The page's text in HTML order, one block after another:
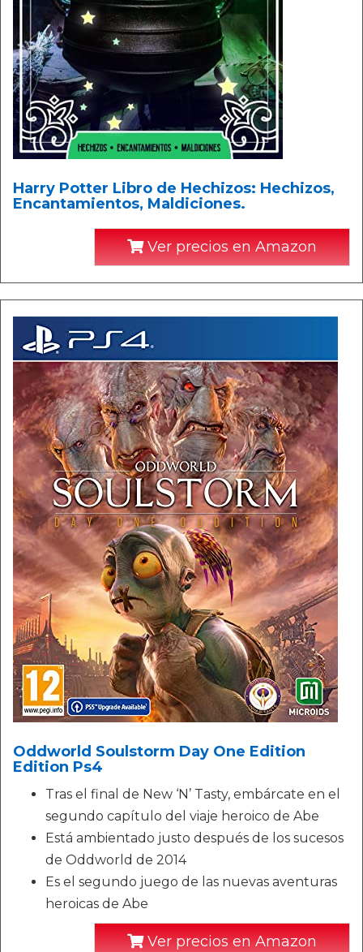
Harry Potter Libro de Hechizos: Hechizos,
Encantamientos, Maldiciones.
Ver precios en Amazon
Oddworld Soulstorm Day One Edition
Edition Ps4
Tras el final de New ‘N’ Tasty, embárcate en el
segundo capítulo del viaje heroico de Abe
Está ambientado justo después de los sucesos
de Oddworld de 2014
Es el segundo juego de las nuevas aventuras
heroicas de Abe
Ver precios en Amazon